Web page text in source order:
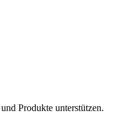
Produkte unterstützen.